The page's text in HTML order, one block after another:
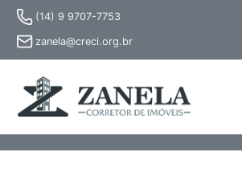
(14) 9 9707-7753
zanela@creci.org.br